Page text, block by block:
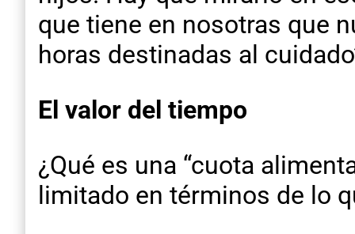
que tiene en nosotras que
horas destinadas al
El valor del tiempo
¿Qué es una “cuota
limitado en términos de lo